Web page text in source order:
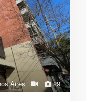
29
Aires